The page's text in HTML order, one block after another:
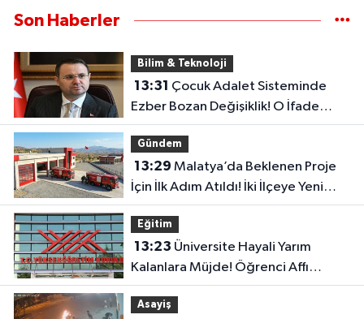
Son Haberler
Bilim & Teknoloji
13:31
Ezber Bozan Değişiklik! O İfade
Artık Tarihe Karışıyor
Gündem
13:29
İçin İlk Adım Atıldı! İki İlçeye Yeni
İtfaiye Binası
Eğitim
13:23
Kalanlara Müjde! Öğrenci Affı
Resmen Başladı
Asayiş